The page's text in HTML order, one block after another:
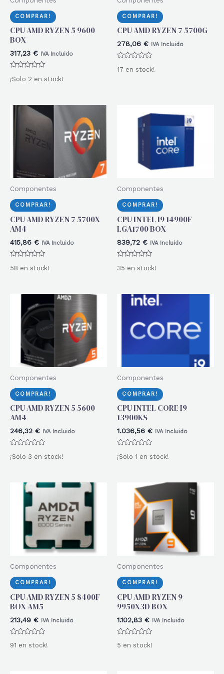
COMPRAR!
CPU AMD RYZEN 5 9600
BOX
317,23 € IVA Incluido
Valorado
con
¡Solo 2 en stock!
COMPRAR!
CPU AMD RYZEN 7 5700G
278,06 € IVA Incluido
con
17 en stock!
Componentes
COMPRAR!
CPU AMD RYZEN 7 5700X
AM4
415,86 € IVA Incluido
con
58 en stock!
Componentes
COMPRAR!
CPU INTEL I9 14900F
LGA1700 BOX
839,72 € IVA Incluido
con
35 en stock!
Componentes
COMPRAR!
CPU AMD RYZEN 5 5600
AM4
246,32 € IVA Incluido
Valorado
con
¡Solo 3 en stock!
Componentes
COMPRAR!
CPU INTEL CORE I9
13900KS
1.036,56 € IVA Incluido
Valorado
con
¡Solo 1 en stock!
Componentes
COMPRAR!
CPU AMD RYZEN 5 8400F
BOX AM5
213,49 € IVA Incluido
con
91 en stock!
Componentes
COMPRAR!
CPU AMD RYZEN 9
9950X3D BOX
1.102,83 € IVA Incluido
con
5 en stock!